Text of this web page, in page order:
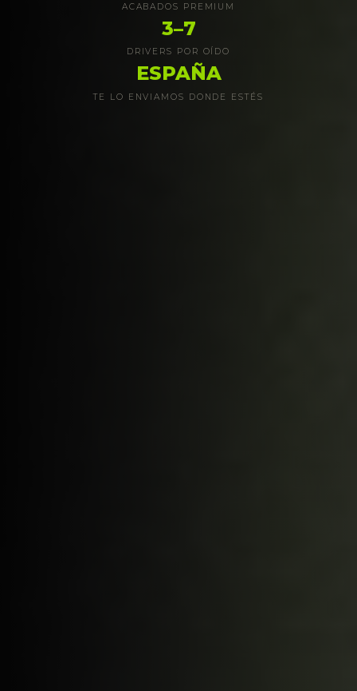
ACABADOS PREMIUM
3–7
DRIVERS POR OÍDO
ESPAÑA
TE LO ENVIAMOS DONDE ESTÉS